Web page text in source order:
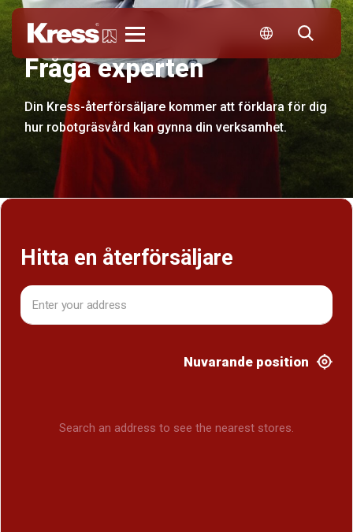
Fråga experten
Din Kress-återförsäljare kommer att förklara för dig
hur robotgräsvård kan gynna din verksamhet.
Hitta en återförsäljare
Nuvarande position
Search an address to see the nearest stores.